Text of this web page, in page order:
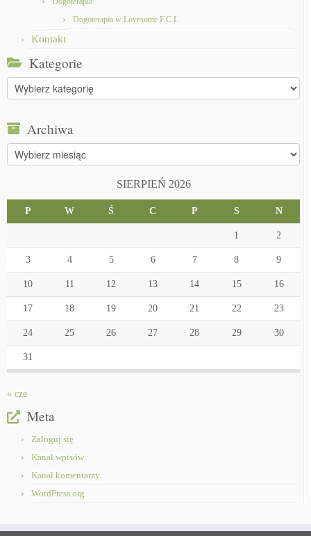
Dogoterapia w Lovesome F.C.I.
Kontakt
Kategorie
Kategorie
Archiwa
Archiwa
SIERPIEŃ 2026
P W Ś C P S N
1 2
3 4 5 6 7 8 9
10 11 12 13 14 15 16
17 18 19 20 21 22 23
24 25 26 27 28 29 30
31
« cze
Meta
Zaloguj się
Kanał wpisów
Kanał komentarzy
WordPress.org